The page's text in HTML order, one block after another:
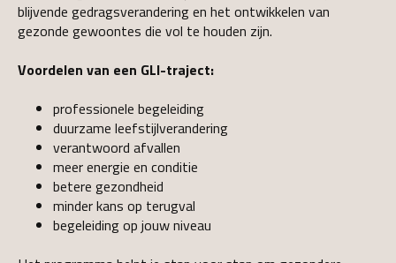
blijvende gedragsverandering en het ontwikkelen van
gezonde gewoontes die vol te houden zijn.
Voordelen van een GLI-traject:
professionele begeleiding
duurzame leefstijlverandering
verantwoord afvallen
meer energie en conditie
betere gezondheid
minder kans op terugval
begeleiding op jouw niveau